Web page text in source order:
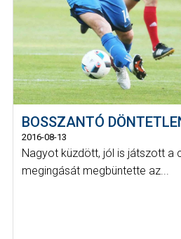
BOSSZANTÓ
2016-08-13
Nagyot küzdött, jól is játszott a
megingását megbüntette az...